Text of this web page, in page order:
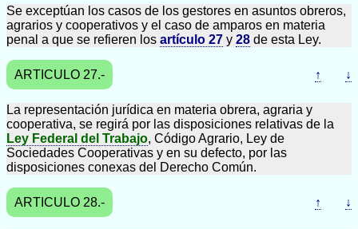
Se exceptúan los casos de los gestores en asuntos obreros,
agrarios y cooperativos y el caso de amparos en materia
penal a que se refieren los artículo 27 y 28 de esta Ley.
ARTICULO 27.- ↑ ↓
La representación jurídica en materia obrera, agraria y
cooperativa, se regirá por las disposiciones relativas de la
Ley Federal del Trabajo, Código Agrario, Ley de
Sociedades Cooperativas y en su defecto, por las
disposiciones conexas del Derecho Común.
ARTICULO 28.- ↑ ↓